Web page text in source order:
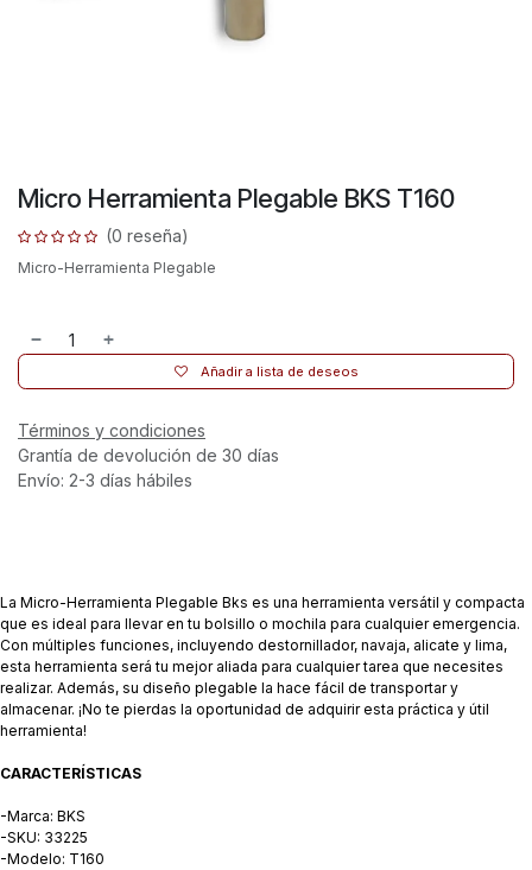
Micro Herramienta Plegable BKS T160
(0 reseña)
Micro-Herramienta Plegable
Añadir a lista de deseos
Términos y condiciones
Grantía de devolución de 30 días
Envío: 2-3 días hábiles
La Micro-Herramienta Plegable Bks es una herramienta versátil y compacta
que es ideal para llevar en tu bolsillo o mochila para cualquier emergencia.
Con múltiples funciones, incluyendo destornillador, navaja, alicate y lima,
esta herramienta será tu mejor aliada para cualquier tarea que necesites
realizar. Además, su diseño plegable la hace fácil de transportar y
almacenar. ¡No te pierdas la oportunidad de adquirir esta práctica y útil
herramienta!
CARACTERÍSTICAS
-Marca: BKS
-SKU: 33225
-Modelo: T160